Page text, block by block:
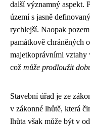
další významný aspekt.
území s jasně
rychlejší. Naopak
památkově chráněných
majetkoprávními vztahy
což může prodloužit
Stavební úřad je ze
v zákonné lhůtě, která
lhůta však může být v